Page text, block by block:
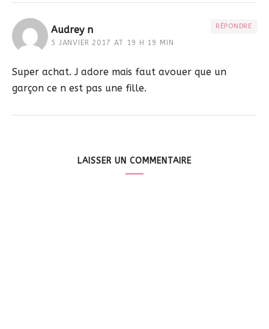
Audrey n
5 JANVIER 2017 AT 19 H 19 MIN
RÉPONDRE
Super achat. J adore mais faut avouer que un
garçon ce n est pas une fille.
LAISSER UN COMMENTAIRE